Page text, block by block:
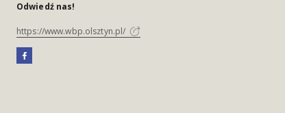
Odwiedź nas!
https://www.wbp.olsztyn.pl/